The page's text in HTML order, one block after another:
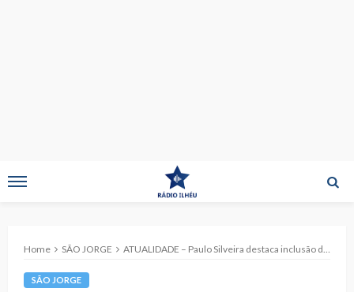
Home SÃO JORGE ATUALIDADE – Paulo Silveira destaca inclusão da Estrada Transversal na versão final do PRR
SÃO JORGE